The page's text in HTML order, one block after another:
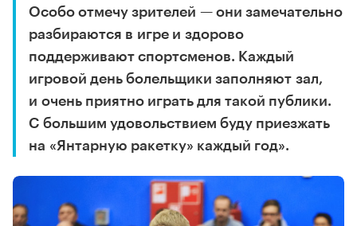
Особо отмечу зрителей — они замечательно
разбираются в игре и здорово
поддерживают спортсменов. Каждый
игровой день болельщики заполняют зал,
и очень приятно играть для такой публики.
С большим удовольствием буду приезжать
на «Янтарную ракетку» каждый год».